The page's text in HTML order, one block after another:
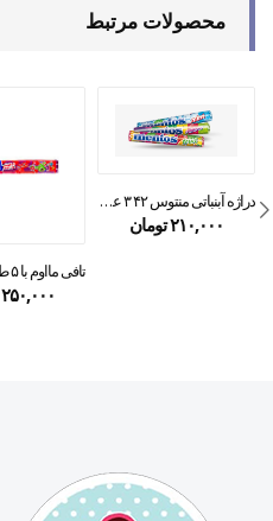
محصولات مرتبط
دراژه آبنباتی منتوس ۴۲ ۳ عددی
۲۱۰,۰۰۰تومان
۲۵۰,۰۰۰